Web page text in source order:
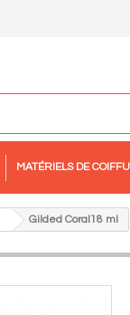
MATÉRIELS DE
Gilded Coral18 ml